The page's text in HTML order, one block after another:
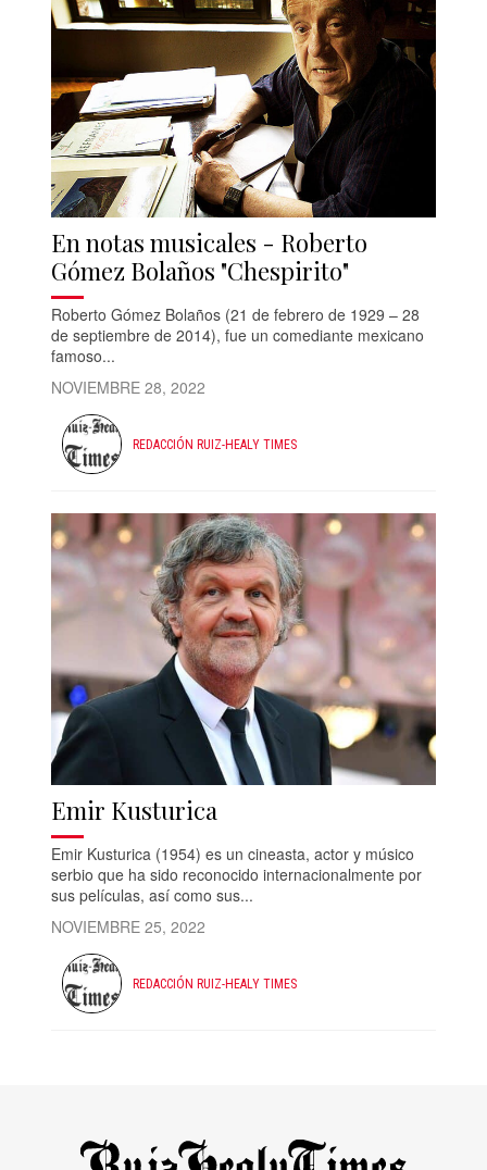
En notas musicales - Roberto
Gómez Bolaños "Chespirito"
Roberto Gómez Bolaños (21 de febrero de 1929 – 28
de septiembre de 2014), fue un comediante mexicano
famoso...
NOVIEMBRE 28, 2022
REDACCIÓN RUIZ-HEALY TIMES
Emir Kusturica
Emir Kusturica (1954) es un cineasta, actor y músico
serbio que ha sido reconocido internacionalmente por
sus películas, así como sus...
NOVIEMBRE 25, 2022
REDACCIÓN RUIZ-HEALY TIMES